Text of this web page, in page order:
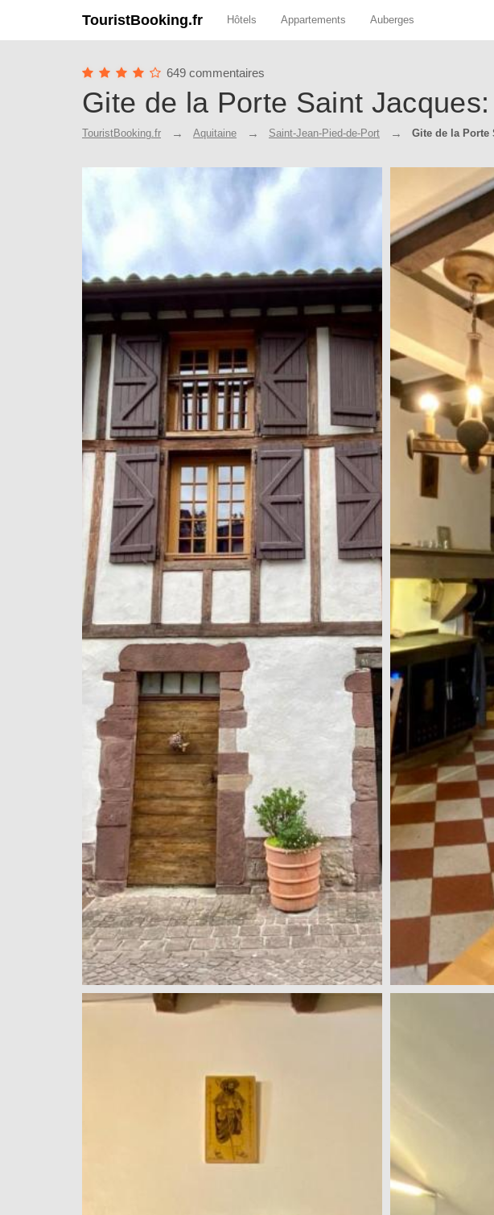
TouristBooking.fr Hôtels Appartements Auberges
649 commentaires
Gite de la Porte Saint
TouristBooking.fr Aquitaine Saint-Jean-Pied-de-Port Gite de la